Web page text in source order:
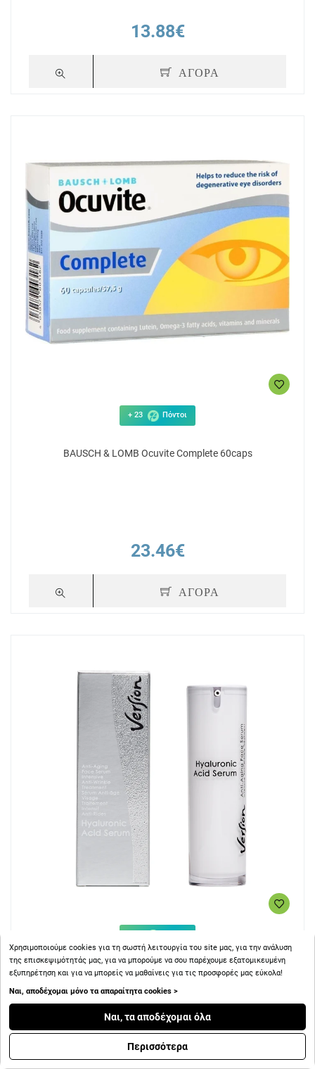
13.88€
ΑΓΟΡΑ
+ 23 Πόντοι
BAUSCH & LOMB Ocuvite Complete 60caps
23.46€
ΑΓΟΡΑ
Version Hyaluronic Acid Anti-Aging Face Serum Ορός
Χρησιμοποιούμε cookies για τη σωστή λειτουργία του site μας, για την ανάλυση
της επισκεψιμότητάς μας, για να μπορούμε να σου παρέχουμε εξατομικευμένη
εξυπηρέτηση και για να μπορείς να μαθαίνεις για τις προσφορές μας εύκολα!
Ναι, αποδέχομαι μόνο τα απαραίτητα cookies >
Ναι, τα αποδέχομαι όλα
Περισσότερα